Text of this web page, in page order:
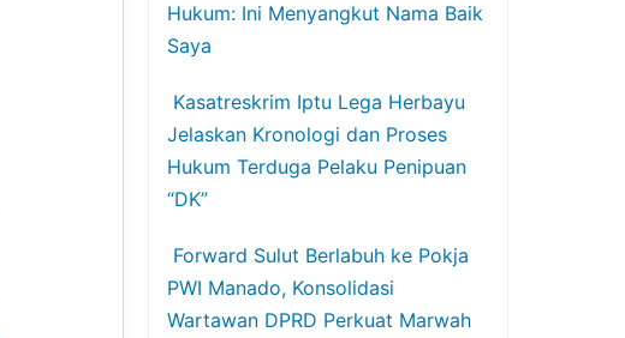
Hukum: Ini Menyangkut Nama Baik
Saya
Kasatreskrim Iptu Lega Herbayu
Jelaskan Kronologi dan Proses
Hukum Terduga Pelaku Penipuan
“DK”
Forward Sulut Berlabuh ke Pokja
PWI Manado, Konsolidasi
Wartawan DPRD Perkuat Marwah